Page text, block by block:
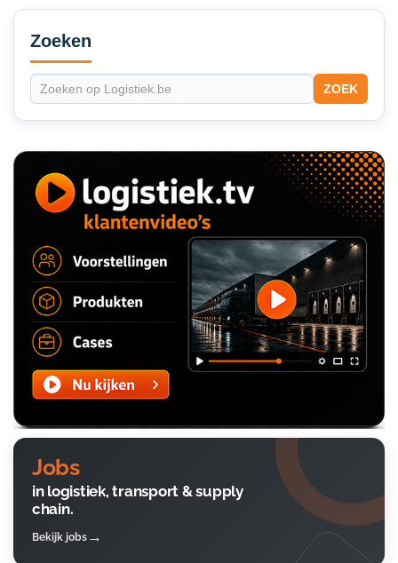
Secondary
Sidebar
Zoeken
ZOEK
Jobs
in logistiek, transport & supply
chain.
Bekijk jobs